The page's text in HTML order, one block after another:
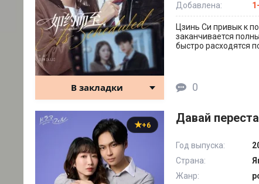
Добавлена:
Цзинь Си привык к
заканчивается
быстро расходятся
В закладки 0
+6 Давай
Год выпуска:
Страна:
Жанр: